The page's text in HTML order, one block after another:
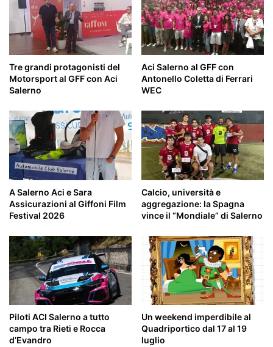
Tre grandi protagonisti del
Motorsport al GFF con Aci
Salerno
Aci Salerno al GFF con
Antonello Coletta di Ferrari
WEC
A Salerno Aci e Sara
Assicurazioni al Giffoni Film
Festival 2026
Calcio, università e
aggregazione: la Spagna
vince il “Mondiale” di Salerno
Piloti ACI Salerno a tutto
campo tra Rieti e Rocca
d’Evandro
Un weekend imperdibile al
Quadriportico dal 17 al 19
luglio